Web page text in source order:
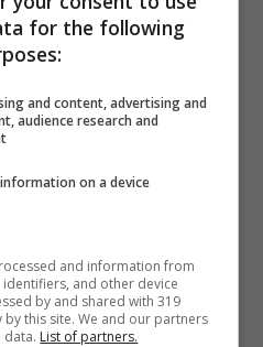
RlT16WxBON
July
for the following
and content, advertising and
audience research and
on a device
and information from
and other device
by and shared with 319
this site. We and our partners
data. List of partners.